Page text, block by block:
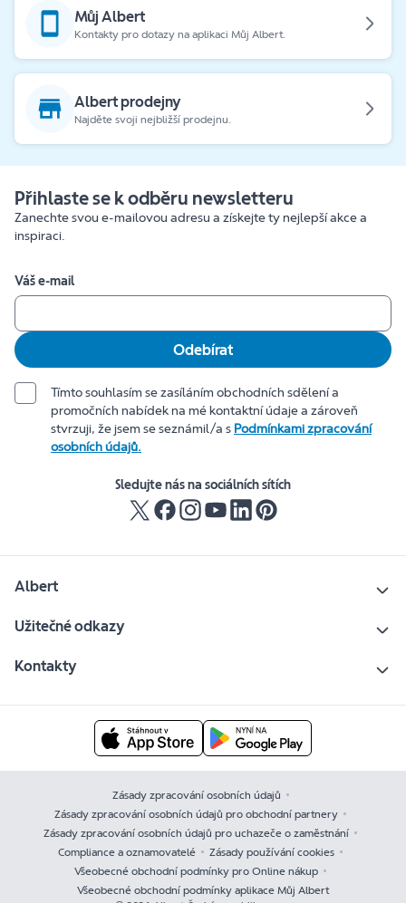
Můj Albert
Kontakty pro dotazy na aplikaci Můj Albert.
Albert prodejny
Najděte svoji nejbližší prodejnu.
Přihlaste se k odběru newsletteru
Zanechte svou e-mailovou adresu a získejte ty nejlepší akce a
inspiraci.
Váš e-mail
Odebírat
Tímto souhlasím se zasíláním obchodních sdělení a
promočních nabídek na mé kontaktní údaje a zároveň
stvrzuji, že jsem se seznámil/a s Podmínkami zpracování
osobních údajů.
Sledujte nás na sociálních sítích
Albert
Užitečné odkazy
Kontakty
Zásady zpracování osobních údajů
Zásady zpracování osobních údajů pro obchodní partnery
Zásady zpracování osobních údajů pro uchazeče o zaměstnání
Compliance a oznamovatelé
Zásady používání cookies
Všeobecné obchodní podmínky pro Online nákup
Všeobecné obchodní podmínky aplikace Můj Albert